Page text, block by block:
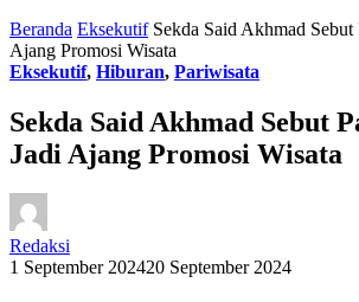
Beranda Eksekutif Sekda Said Akhmad
Ajang Promosi Wisata
Eksekutif, Hiburan, Pariwisata
Sekda Said Akhmad Sebut
Jadi Ajang Promosi Wisata
Redaksi
1 September 202420 September 2024